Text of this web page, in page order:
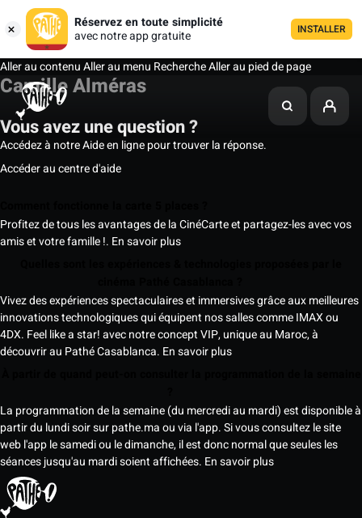
Réservez en toute simplicité
avec notre app gratuite
INSTALLER
Aller au contenuAller au menu RechercheAller au pied de page
Camille Alméras
Vous avez une question ?
Accédez à notre Aide en ligne pour trouver la réponse.
Accéder au centre d'aide
Profitez de tous les avantages de la CinéCarte et partagez-les avec vos
amis et votre famille !. En savoir plus
Vivez des expériences spectaculaires et immersives grâce aux meilleures
innovations technologiques qui équipent nos salles comme IMAX ou
4DX. Feel like a star! avec notre concept VIP, unique au Maroc, à
découvrir au Pathé Casablanca. En savoir plus
La programmation de la semaine (du mercredi au mardi) est disponible à
partir du lundi soir sur pathe.ma ou via l'app. Si vous consultez le site
web l'app le samedi ou le dimanche, il est donc normal que seules les
séances jusqu'au mardi soient affichées. En savoir plus